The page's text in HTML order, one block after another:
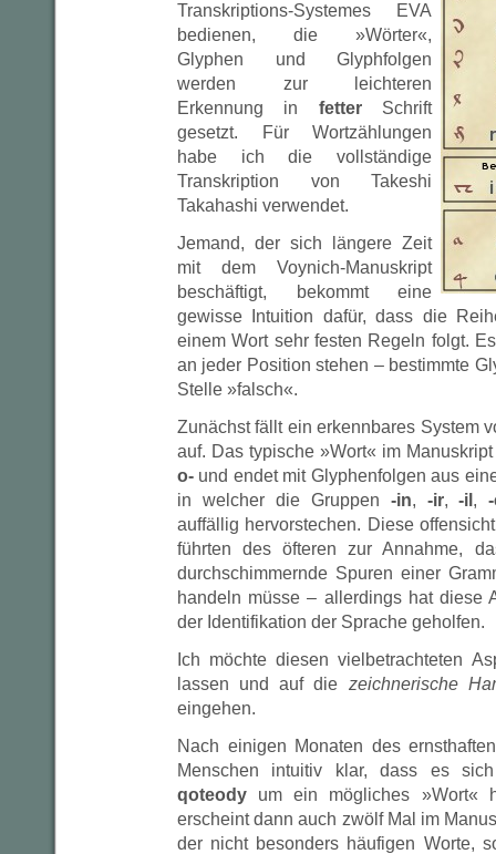
Transkriptions-Systemes EVA
bedienen, die »Wörter«,
Glyphen und Glyphfolgen
werden zur leichteren
Erkennung in fetterSchrift
gesetzt. Für Wortzählungen
habe ich die vollständige
Transkription von Takeshi
Takahashi verwendet.
Jemand, der sich längere Zeit
mit dem Voynich-Manuskript
beschäftigt, bekommt eine
gewisse Intuition dafür, dass die
einem Wort sehr festen Regeln folgt.
an jeder Position stehen – bestimmte
Stelle »falsch«.
Zunächst fällt ein erkennbares System
auf. Das typische »Wort« im
o- und endet mit Glyphenfolgen aus
in welcher die Gruppen -in, -ir,-il ,
auffällig hervorstechen. Diese
führten des öfteren zur Annahme,
durchschimmernde Spuren einer
handeln müsse – allerdings hat diese
der Identifikation der Sprache geholfen.
Ich möchte diesen vielbetrachteten
lassen und auf die zeichnerische
eingehen.
Nach einigen Monaten des
Menschen intuitiv klar, dass es
qoteody um ein mögliches »Wort«
erscheint dann auch zwölf Mal im
der nicht besonders häufigen Worte,